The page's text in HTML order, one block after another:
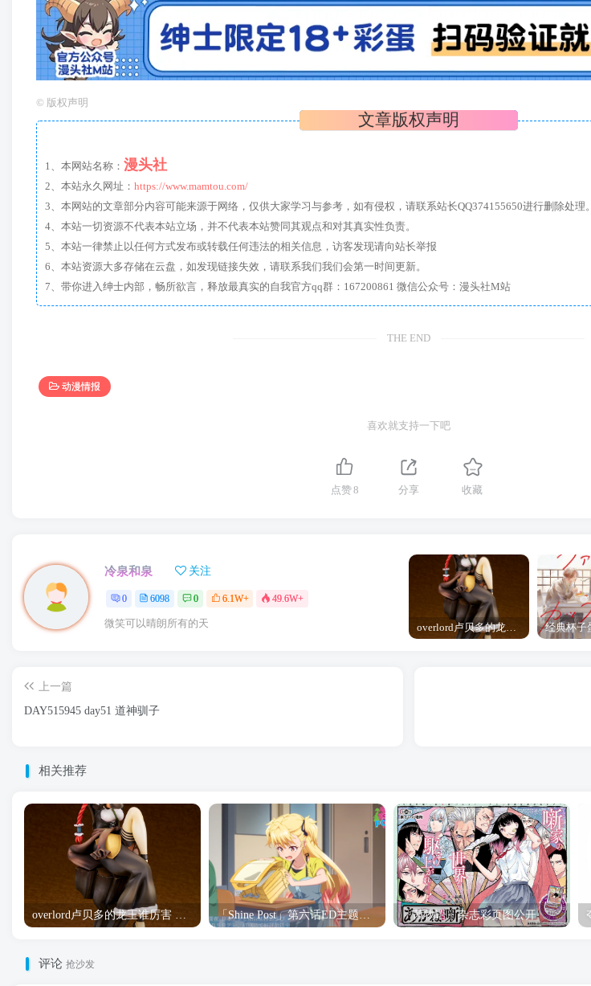
© 版权声明
文章版权声明
1、本网站名称： 漫头社
2、本站永久网址： https://www.mamtou.com/
3、本网站的文章部分内容可能来源于网络，仅供大家学习与参考，如有侵权，请联系站长QQ374155650进行删除处理。
4、本站一切资源不代表本站立场，并不代表本站赞同其观点和对其真实性负责。
5、本站一律禁止以任何方式发布或转载任何违法的相关信息，访客发现请向站长举报
6、本站资源大多存储在云盘，如发现链接失效，请联系我们我们会第一时间更新。
7、带你进入绅士内部，畅所欲言，释放最真实的自我官方qq群：167200861 微信公众号：漫头社M站
THE END
动漫情报
喜欢就支持一下吧
点赞8 分享 收藏
冷泉和泉 关注
0 6098 0 6.1W+ 49.6W+
微笑可以晴朗所有的天 overlord卢贝多的龙王谁厉害 「Overlord」露普斯蕾琪娜·贝塔手办开订
上一篇
DAY515945 day51 道神驯子
相关推荐
overlord卢贝多的龙王谁厉害 「Overlord」露普斯蕾琪娜·贝塔手办开订 「Shine Post」第六话ED主题曲「Yellow Rose」无字幕MV公开 「茜物语」杂志彩页图公开
评论 抢沙发